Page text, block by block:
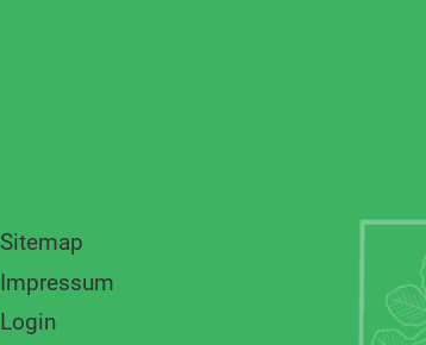
Sitemap
Impressum
Login